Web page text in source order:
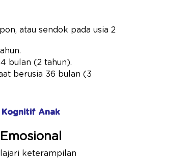
atau sendok pada usia 2
bulan (2 tahun).
berusia 36 bulan (3
Kognitif Anak
keterampilan